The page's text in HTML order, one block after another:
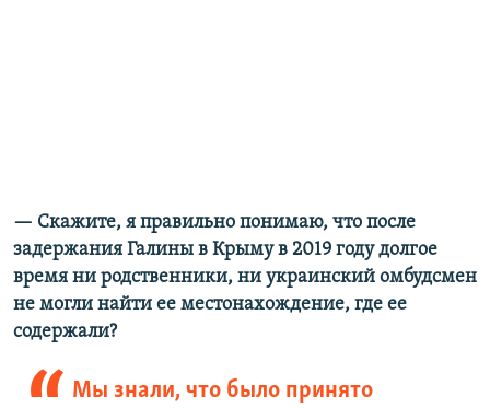
— Скажите, я правильно понимаю, что после
задержания Галины в Крыму в 2019 году долгое
время ни родственники, ни украинский омбудсмен
не могли найти ее местонахождение, где ее
содержали?
Мы знали, что было принято